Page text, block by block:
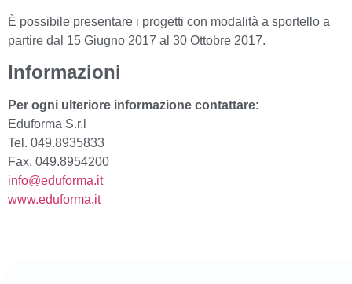
È possibile presentare i progetti con modalità a sportello a
partire dal 15 Giugno 2017 al 30 Ottobre 2017.
Informazioni
Per ogni ulteriore informazione contattare:
Eduforma S.r.l
Tel. 049.8935833
Fax. 049.8954200
info@eduforma.it
www.eduforma.it